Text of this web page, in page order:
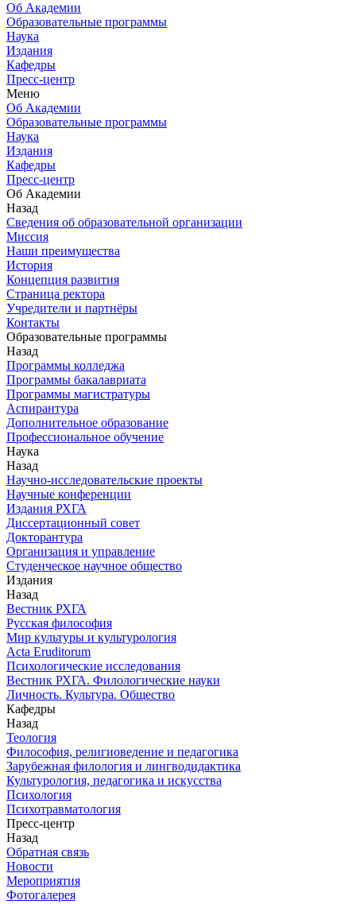
Об Академии
Образовательные программы
Наука
Издания
Кафедры
Пресс-центр
Меню
Об Академии
Образовательные программы
Наука
Издания
Кафедры
Пресс-центр
Об Академии
Назад
Сведения об образовательной организации
Миссия
Наши преимущества
История
Концепция развития
Страница ректора
Учредители и партнёры
Контакты
Образовательные программы
Назад
Программы колледжа
Программы бакалавриата
Программы магистратуры
Аспирантура
Дополнительное образование
Профессиональное обучение
Наука
Назад
Научно-исследовательские проекты
Научные конференции
Издания РХГА
Диссертационный совет
Докторантура
Организация и управление
Студенческое научное общество
Издания
Назад
Вестник РХГА
Русская философия
Мир культуры и культурология
Acta Eruditorum
Психологические исследования
Вестник РХГА. Филологические науки
Личность. Культура. Общество
Кафедры
Назад
Теология
Философия, религиоведение и педагогика
Зарубежная филология и лингводидактика
Культурология, педагогика и искусства
Психология
Психотравматология
Пресс-центр
Назад
Обратная связь
Новости
Мероприятия
Фотогалерея